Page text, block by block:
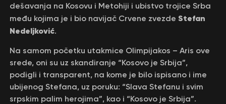
dešavanja na Kosovu i Metohiji i ubistvo trojice Srba
među kojima je i bio navijač Crvene zvezde Stefan
Nedeljković.
Na samom početku utakmice Olimpijakos – Aris ove
srede, oni su uz skandiranje “Kosovo je Srbija”,
podigli i transparent, na kome je bilo ispisano i ime
ubijenog Stefana, uz poruku: “Slava Stefanu i svim
srpskim palim herojima”, kao i “Kosovo je Srbija”.